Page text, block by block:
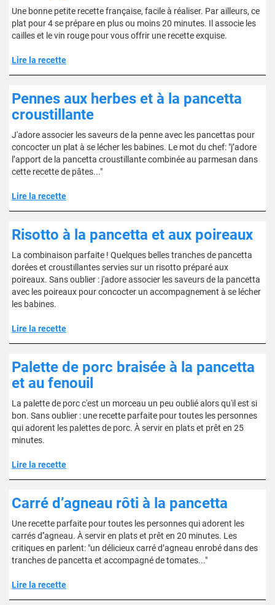
Une bonne petite recette française, facile à réaliser. Par ailleurs, ce
plat pour 4 se prépare en plus ou moins 20 minutes. Il associe les
cailles et le vin rouge pour vous offrir une recette exquise.
Lire la recette
Pennes aux herbes et à la pancetta
croustillante
J'adore associer les saveurs de la penne avec les pancettas pour
concocter un plat à se lécher les babines. Le mot du chef: "j’adore
l’apport de la pancetta croustillante combinée au parmesan dans
cette recette de pâtes..."
Lire la recette
Risotto à la pancetta et aux poireaux
La combinaison parfaite ! Quelques belles tranches de pancetta
dorées et croustillantes servies sur un risotto préparé aux
poireaux. Sans oublier : j'adore associer les saveurs de la pancetta
avec les poireaux pour concocter un accompagnement à se lécher
les babines.
Lire la recette
Palette de porc braisée à la pancetta
et au fenouil
La palette de porc c'est un morceau un peu oublié alors qu'il est si
bon. Sans oublier : une recette parfaite pour toutes les personnes
qui adorent les palettes de porc. À servir en plats et prêt en 25
minutes.
Lire la recette
Carré d’agneau rôti à la pancetta
Une recette parfaite pour toutes les personnes qui adorent les
carrés d''agneau. À servir en plats et prêt en 20 minutes. Les
critiques en parlent: "un délicieux carré d’agneau enrobé dans des
tranches de pancetta et accompagné de tomates..."
Lire la recette